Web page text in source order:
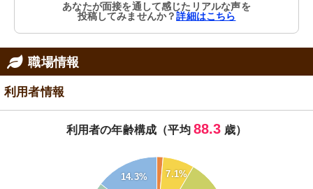
あなたが面接を通して感じたリアルな声を
投稿してみませんか？詳細はこちら
職場情報
利用者情報
利用者の年齢構成（平均 88.3 歳）
7.1%
14.3%